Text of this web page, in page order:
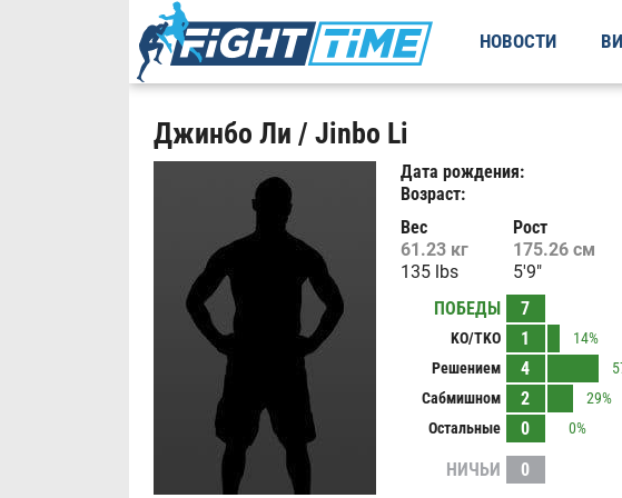
НОВОСТИ
Джинбо Ли / Jinbo Li
Дата рождения:
Возраст:
Вес
61.23 кг
135 lbs
Рост
175.26 см
5'9"
ПОБЕДЫ
7
KO/TKO 1
14%
Решением
4
Сабмишном
2
29%
Остальные
0 0%
НИЧЬИ 0